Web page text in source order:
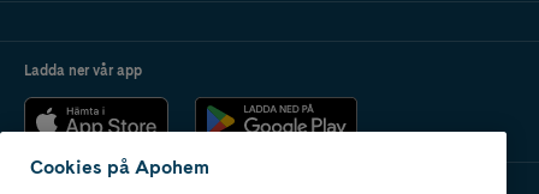
Ladda ner vår app
Cookies på Apohem